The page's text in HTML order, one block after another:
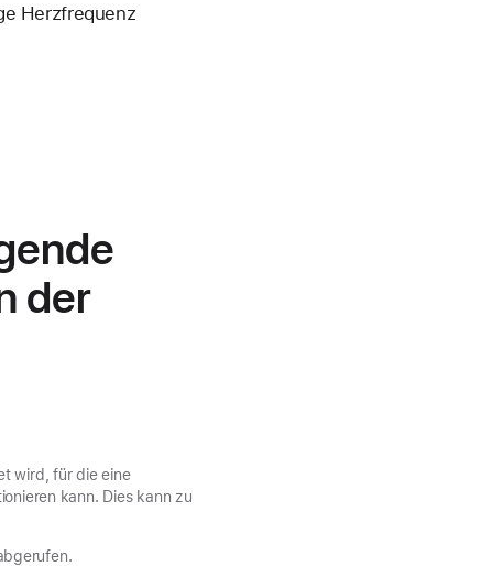
Herzfrequenz
der
wird, für die eine
kann. Dies kann zu